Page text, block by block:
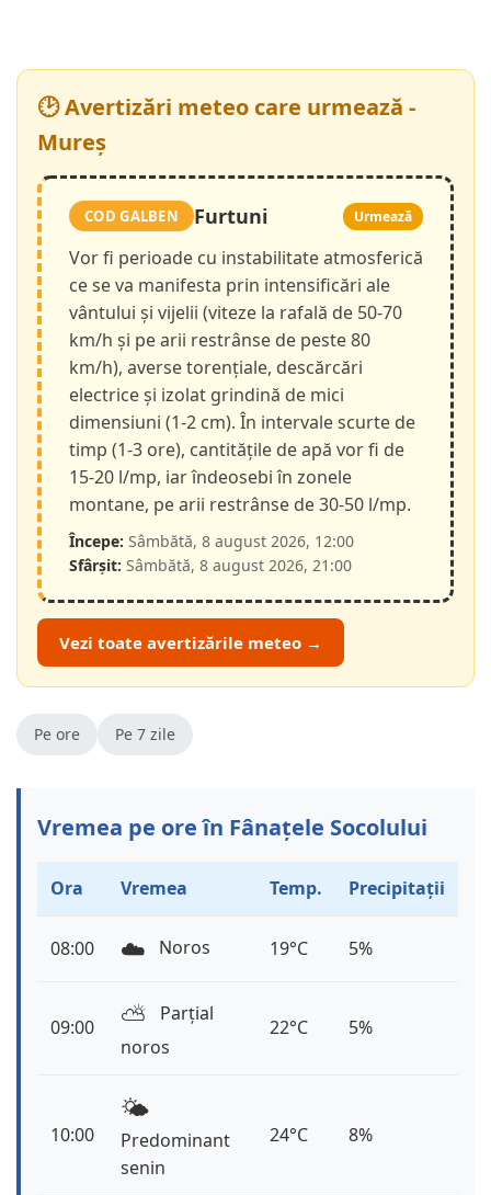
🕑 Avertizări meteo care urmează -
Mureș
COD GALBEN Furtuni Urmează
Vor fi perioade cu instabilitate atmosferică
ce se va manifesta prin intensificări ale
vântului și vijelii (viteze la rafală de 50-70
km/h și pe arii restrânse de peste 80
km/h), averse torențiale, descărcări
electrice și izolat grindină de mici
dimensiuni (1-2 cm). În intervale scurte de
timp (1-3 ore), cantitățile de apă vor fi de
15-20 l/mp, iar îndeosebi în zonele
montane, pe arii restrânse de 30-50 l/mp.
Începe: Sâmbătă, 8 august 2026, 12:00
Sfârșit: Sâmbătă, 8 august 2026, 21:00
Vezi toate avertizările meteo →
Pe ore Pe 7 zile
Vremea pe ore în Fânațele Socolului
Ora Vremea Temp. Precipitații
08:00 ☁️ Noros 19°C 5%
09:00 ⛅️
Parțial
noros
22°C 5%
10:00
🌤️
Predominant
senin
24°C 8%